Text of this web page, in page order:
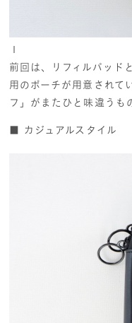
前回は、リフィルパッド
用のポーチが用意されて
フ」がまたひと味違うも
■ カジュアルスタイル